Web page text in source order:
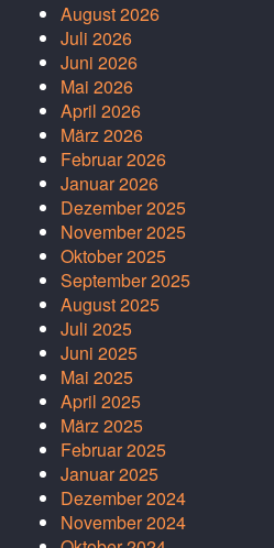
August 2026
Juli 2026
Juni 2026
Mai 2026
April 2026
März 2026
Februar 2026
Januar 2026
Dezember 2025
November 2025
Oktober 2025
September 2025
August 2025
Juli 2025
Juni 2025
Mai 2025
April 2025
März 2025
Februar 2025
Januar 2025
Dezember 2024
November 2024